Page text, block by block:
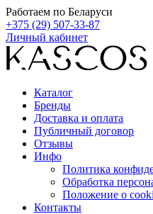
Работаем по Беларуси
+375 (29) 507-33-87
Личный кабинет
Каталог
Бренды
Доставка и оплата
Публичный договор
Отзывы
Инфо
Политика
Обработка
Положение о
Контакты